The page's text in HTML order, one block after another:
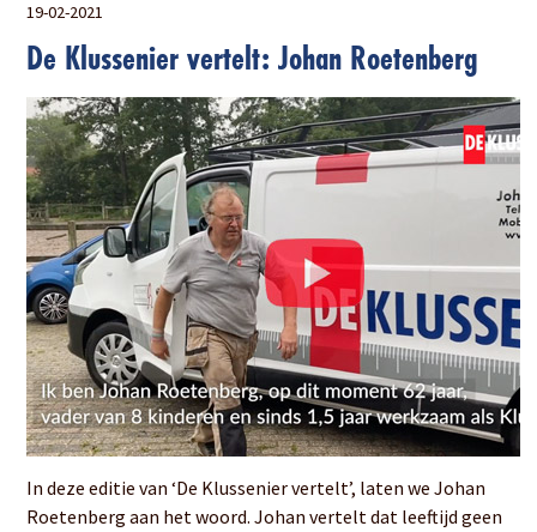
19-02-2021
De Klussenier vertelt: Johan Roetenberg
In deze editie van ‘De Klussenier vertelt’, laten we Johan
Roetenberg aan het woord. Johan vertelt dat leeftijd geen